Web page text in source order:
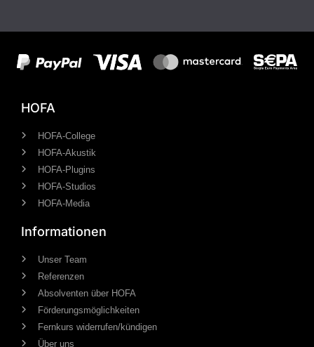
HOFA
HOFA-College
HOFA-Akustik
HOFA-Plugins
HOFA-Studios
HOFA-Media
Informationen
Unser Team
Referenzen
Absolventen über HOFA
Förderungsmöglichkeiten
Fernkurs widerrufen/kündigen
Über uns